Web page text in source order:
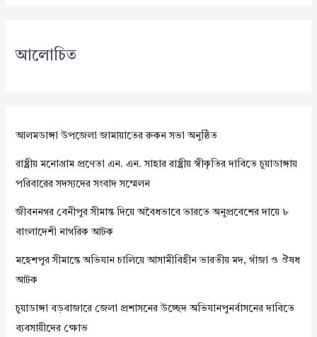
আলোচিত
আলমডাঙ্গা উপজেলা জামায়াতের রুকন সভা অনুষ্ঠিত
রাষ্ট্রীয় মনোগ্রাম প্রণেতা এন. এন. সাহার রাষ্ট্রীয় স্বীকৃতির দাবিতে চুয়াডাঙ্গায়
পরিবারের সদস্যদের সংবাদ সম্মেলন
জীবননগর বেনীপুর সীমান্ত দিয়ে অবৈধভাবে ভারতে অনুপ্রবেশের দায়ে ৮
বাংলাদেশী নাগরিক আটক
মহেশপুর সীমান্তে অভিযান চালিয়ে আসামীবিহীন ভারতীয় মদ, গাঁজা ও ঔষধ
আটক
চুয়াডাঙ্গা বড়বাজারে জেলা প্রশাসনের উচ্ছেদ অভিযানপুনর্বাসনের দাবিতে
ব্যবসায়ীদের ক্ষোভ